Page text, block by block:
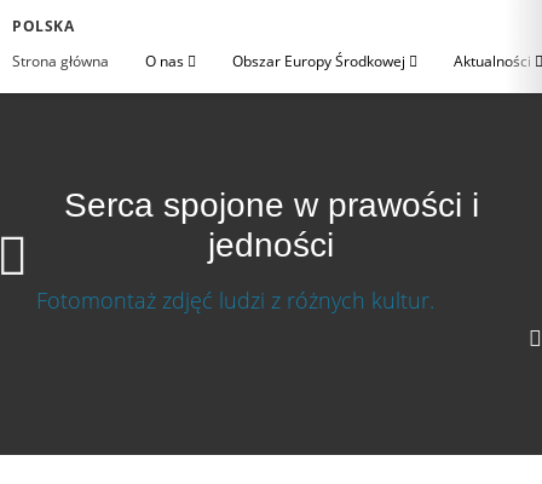
POLSKA
Strona główna
O nas Obszar Europy Środkowej Aktualności
Serca spojone w prawości i
jedności